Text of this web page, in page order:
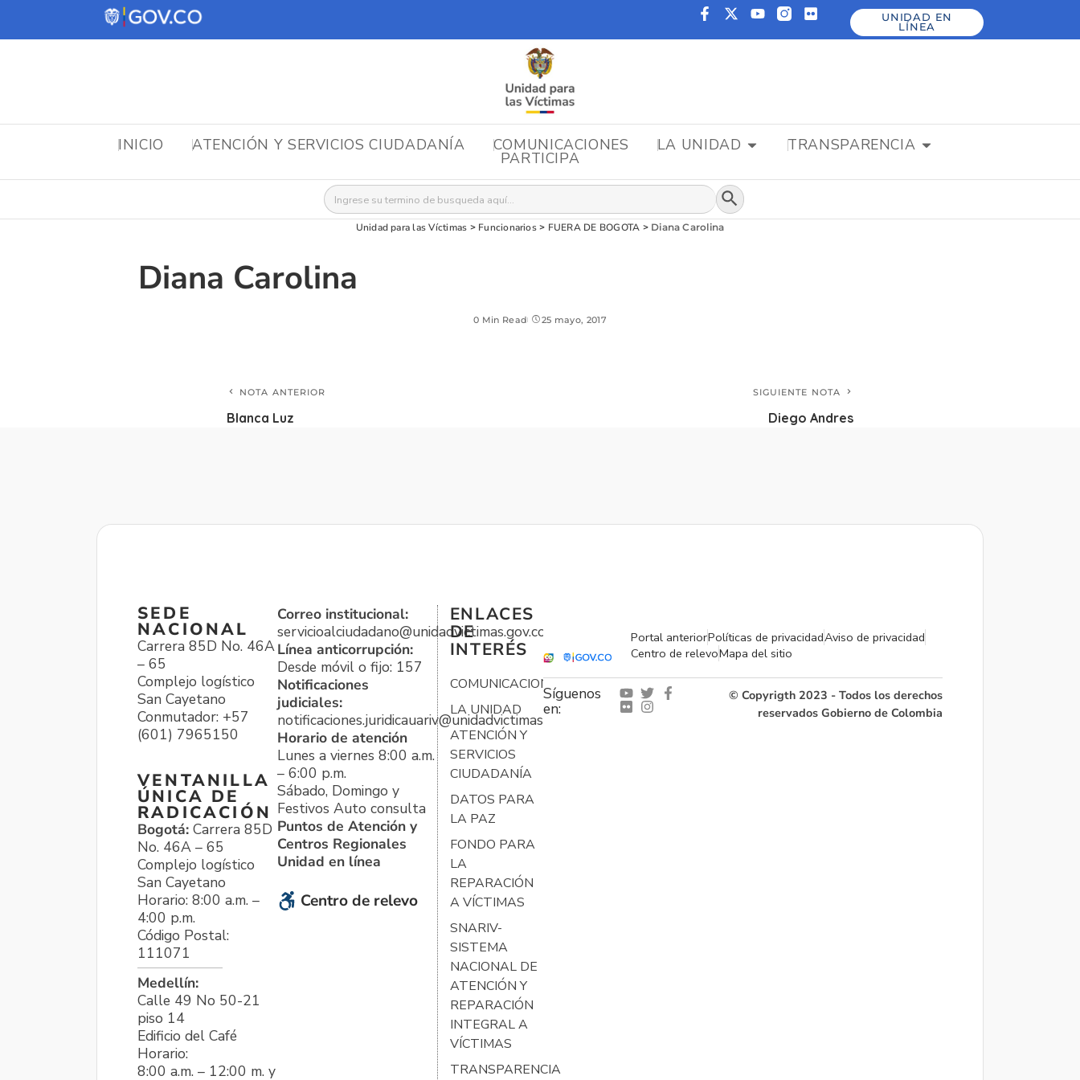
UNIDAD EN
LÍNEA
INICIO ATENCIÓN Y SERVICIOS CIUDADANÍA COMUNICACIONES LA UNIDAD TRANSPARENCIA
PARTICIPA
Buscar: Botón de búsqueda
Unidad para las Víctimas > Funcionarios> FUERA DE BOGOTA > Diana Carolina
Diana Carolina
0 Min Read 25 mayo, 2017
NOTA ANTERIOR
Blanca Luz
SIGUIENTE NOTA
Diego Andres
SEDE
NACIONAL
Carrera 85D No. 46A
– 65
Complejo logístico
San Cayetano
Conmutador: +57
(601) 7965150
VENTANILLA
ÚNICA DE
RADICACIÓN
Bogotá: Carrera 85D
No. 46A – 65
Complejo logístico
San Cayetano
Horario: 8:00 a.m. –
4:00 p.m.
Código Postal:
111071
Medellín:
Calle 49 No 50-21
piso 14
Edificio del Café
Horario:
8:00 a.m. – 12:00 m. y
Correo institucional:
servicioalciudadano@unidadvictimas.gov.co
Línea anticorrupción:
Desde móvil o fijo: 157
Notificaciones
judiciales:
notificaciones.juridicauariv@unidadvictimas.gov.co
Horario de atención
Lunes a viernes 8:00 a.m.
– 6:00 p.m.
Sábado, Domingo y
Festivos Auto consulta
Puntos de Atención y
Centros Regionales
Unidad en línea
Centro de relevo
ENLACES
DE
INTERÉS
COMUNICACIONES
LA UNIDAD
ATENCIÓN Y
SERVICIOS
CIUDADANÍA
DATOS PARA
LA PAZ
FONDO PARA
LA
REPARACIÓN
A VÍCTIMAS
SNARIV-
SISTEMA
NACIONAL DE
ATENCIÓN Y
REPARACIÓN
INTEGRAL A
VÍCTIMAS
TRANSPARENCIA
Portal anteriorPolíticas de privacidadAviso de privacidad
Centro de relevoMapa del sitio
Síguenos
en:
© Copyrigth 2023 - Todos los derechos
reservados Gobierno de Colombia